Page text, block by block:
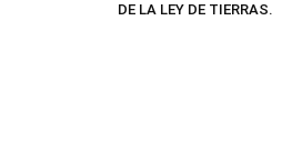
DE LA LEY DE TIERRAS.